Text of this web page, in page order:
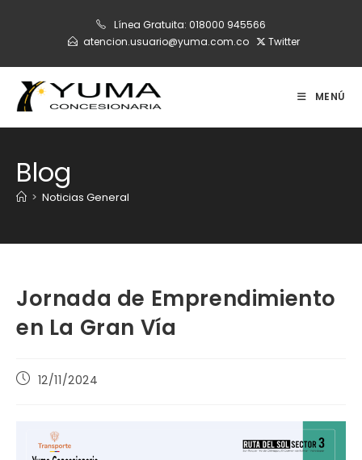
Línea Gratuita: 018000 945566
atencion.usuario@yuma.com.co
Twitter
MENÚ
Blog
> Noticias General
Jornada de Emprendimiento
en La Gran Vía
Publicación
12/11/2024